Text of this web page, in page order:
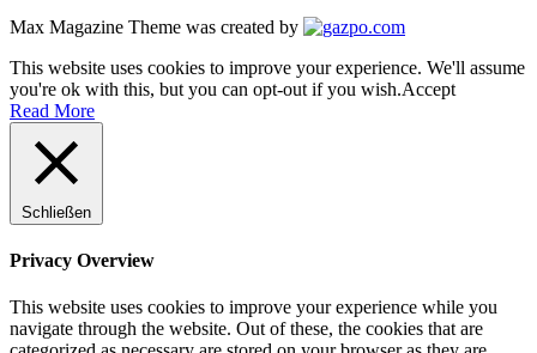
Max Magazine Theme was created by
This website uses cookies to improve your experience. We'll assume
you're ok with this, but you can opt-out if you wish.Accept
Read More
Schließen
Privacy Overview
This website uses cookies to improve your experience while you
navigate through the website. Out of these, the cookies that are